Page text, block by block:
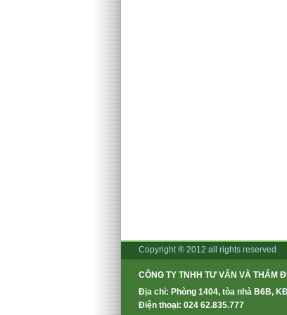
Copyright ® 2012 all rights reserved
CÔNG TY TNHH TƯ VẤN VÀ THẨM
Địa chỉ: Phòng 1404, tòa nhà B6B,
Điện thoại: 024 62.835.777